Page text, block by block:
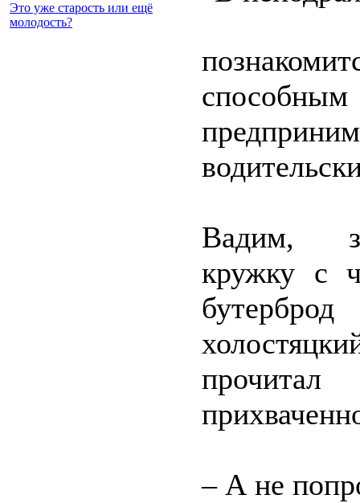
Это уже старость или ещё
молодость?
Вадим,
кружку с
– А не